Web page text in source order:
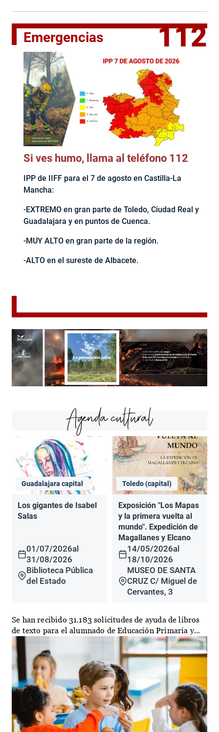
Emergencias 112
Si ves humo, llama al teléfono 112
IPP de IIFF para el 7 de agosto en Castilla-La
Mancha:
-EXTREMO en gran parte de Toledo, Ciudad Real y
Guadalajara y en puntos de Cuenca.
-MUY ALTO en gran parte de la región.
-ALTO en el sureste de Albacete.
Agenda cultural
Guadalajara capital
Los gigantes de Isabel
Salas
01/07/2026al
31/08/2026
Biblioteca Pública
del Estado
Toledo (capital)
Exposición "Los Mapas
y la primera vuelta al
mundo". Expedición de
Magallanes y Elcano
14/05/2026al
18/10/2026
MUSEO DE SANTA
CRUZ C/ Miguel de
Cervantes, 3
Se han recibido 31.183 solicitudes de ayuda de libros
de texto para el alumnado de Educación Primaria y...